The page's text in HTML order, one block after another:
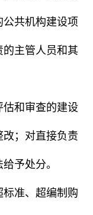
共机构建设项
的主管人员和其
和审查的建设
；对直接负责
予处分。
准、超编制购